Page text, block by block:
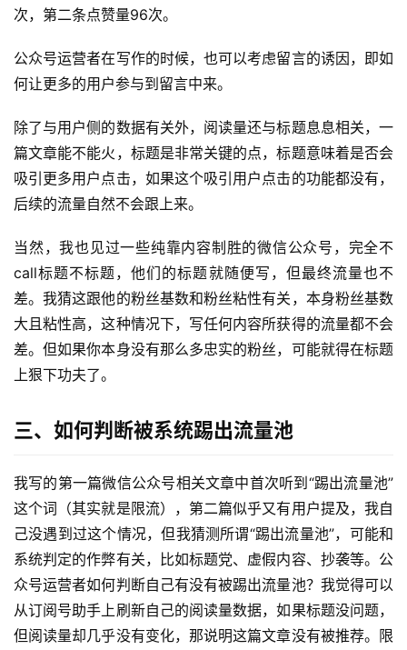
次，第二条点赞量96次。
公众号运营者在写作的时候，也可以考虑留言的诱因，即如
何让更多的用户参与到留言中来。
除了与用户侧的数据有关外，阅读量还与标题息息相关，一
篇文章能不能火，标题是非常关键的点，标题意味着是否会
吸引更多用户点击，如果这个吸引用户点击的功能都没有，
后续的流量自然不会跟上来。
当然，我也见过一些纯靠内容制胜的微信公众号，完全不
call标题不标题，他们的标题就随便写，但最终流量也不
差。我猜这跟他的粉丝基数和粉丝粘性有关，本身粉丝基数
大且粘性高，这种情况下，写任何内容所获得的流量都不会
差。但如果你本身没有那么多忠实的粉丝，可能就得在标题
上狠下功夫了。
三、如何判断被系统踢出流量池
我写的第一篇微信公众号相关文章中首次听到“踢出流量池”
这个词（其实就是限流），第二篇似乎又有用户提及，我自
己没遇到过这个情况，但我猜测所谓“踢出流量池”，可能和
系统判定的作弊有关，比如标题党、虚假内容、抄袭等。公
众号运营者如何判断自己有没有被踢出流量池？我觉得可以
从订阅号助手上刷新自己的阅读量数据，如果标题没问题，
但阅读量却几乎没有变化，那说明这篇文章没有被推荐。限